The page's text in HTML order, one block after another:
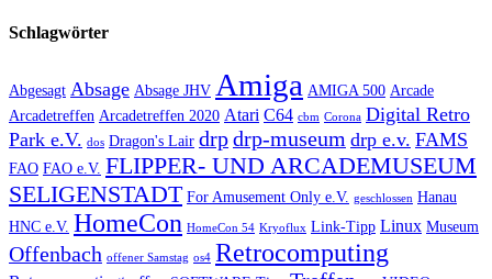
Schlagwörter
Abgesagt Absage Absage JHV Amiga AMIGA 500 Arcade
Arcadetreffen Arcadetreffen 2020 Atari C64 cbm Corona Digital Retro
Park e.V. dos Dragon's Lair drpdrp-museum drp e.v. FAMS
FAO FAO e.V. FLIPPER- UND ARCADEMUSEUM
SELIGENSTADT For Amusement Only e.V. geschlossen Hanau
HNC e.V. HomeCon HomeCon 54 Kryoflux Link-Tipp Linux Museum
Offenbach offener Samstag os4 Retrocomputing